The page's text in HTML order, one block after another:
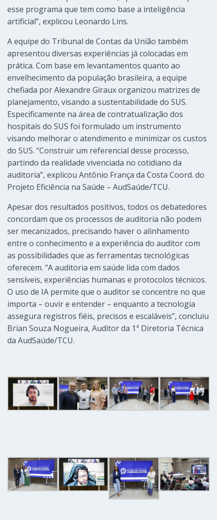
esse programa que tem como base a inteligência
artificial”, explicou Leonardo Lins.
A equipe do Tribunal de Contas da União também
apresentou diversas experiências já colocadas em
prática. Com base em levantamentos quanto ao
envelhecimento da população brasileira, a equipe
chefiada por Alexandre Giraux organizou matrizes de
planejamento, visando a sustentabilidade do SUS.
Especificamente na área de contratualização dos
hospitais do SUS foi formulado um instrumento
visando melhorar o atendimento e minimizar os custos
do SUS. “Construir um referencial desse processo,
partindo da realidade vivenciada no cotidiano da
auditoria”, explicou Antônio França da Costa Coord. do
Projeto Eficiência na Saúde – AudSaúde/TCU.
Apesar dos resultados positivos, todos os debatedores
concordam que os processos de auditoria não podem
ser mecanizados, precisando haver o alinhamento
entre o conhecimento e a experiência do auditor com
as possibilidades que as ferramentas tecnológicas
oferecem. “A auditoria em saúde lida com dados
sensíveis, experiências humanas e protocolos técnicos.
O uso de IA permite que o auditor se concentre no que
importa – ouvir e entender – enquanto a tecnologia
assegura registros fiéis, precisos e escaláveis”, concluiu
Brian Souza Nogueira, Auditor da 1ª Diretoria Técnica
da AudSaúde/TCU.